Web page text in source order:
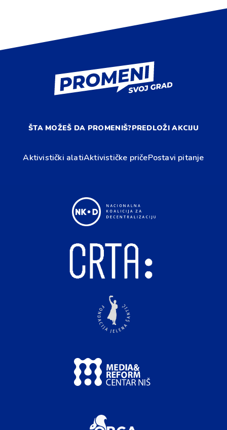
ŠTA MOŽEŠ DA PROMENIŠ?PREDLOŽI AKCIJU
Aktivistički alatiAktivističke pričePostavi pitanje